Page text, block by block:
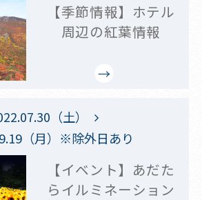
【季節情報】ホテル
周辺の紅葉情報
（土）
（月）※除外日あり
【イベント】あだた
らイルミネーション